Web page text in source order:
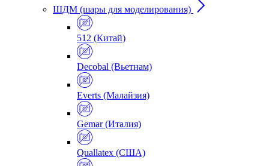
ШДМ (шары для моделирования)
512 (Китай)
Decobal (Вьетнам)
Everts (Малайзия)
Gemar (Италия)
Quallatex (США)